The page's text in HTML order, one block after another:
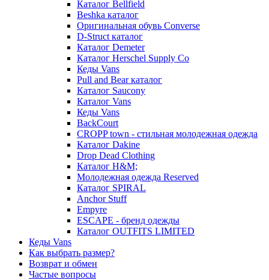
Каталог Bellfield
Beshka каталог
Оригинальная обувь Converse
D-Struct каталог
Каталог Demeter
Каталог Herschel Supply Co
Кеды Vans
Pull and Bear каталог
Каталог Saucony
Каталог Vans
Кеды Vans
BackCourt
CROPP town - стильная молодежная одежда
Каталог Dakine
Drop Dead Clothing
Каталог H&M;
Молодежная одежда Reserved
Каталог SPIRAL
Anchor Stuff
Empyre
ESCAPE - бренд одежды
Каталог OUTFITS LIMITED
Кеды Vans
Как выбрать размер?
Возврат и обмен
Частые вопросы